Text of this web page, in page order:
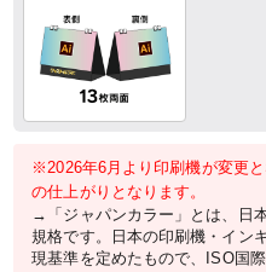
※2026年6月より印刷機が変更
の仕上がりとなります。
→「ジャパンカラー」とは、日
規格です。日本の印刷機・イン
現基準を定めたもので、ISO国